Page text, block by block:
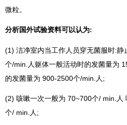
微粒。
分析国外试验资料可以认为:
(1) 洁净室内当工作人员穿无菌服时:
个/min.人躯体一般活动时的发菌量为
的发菌量为 900-2500个/min.人;
(2) 咳嗽一次一般为 70~700个/ min.人
个/ min.人;